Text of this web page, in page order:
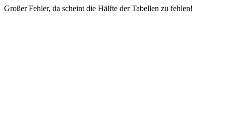
Großer Fehler, da scheint die Hälfte der Tabellen zu fehlen!